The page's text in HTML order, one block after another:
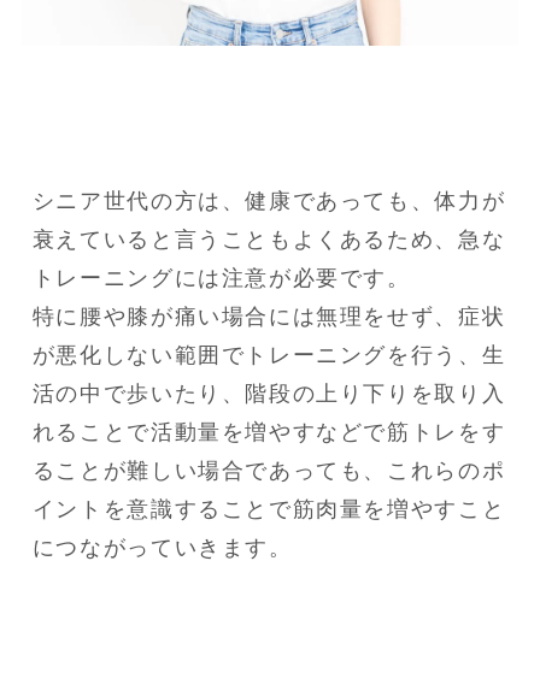
シニア世代の方は、健康であっても、体力が
衰えていると言うこともよくあるため、急な
トレーニングには注意が必要です。
特に腰や膝が痛い場合には無理をせず、症状
が悪化しない範囲でトレーニングを行う、生
活の中で歩いたり、階段の上り下りを取り入
れることで活動量を増やすなどで筋トレをす
ることが難しい場合であっても、これらのポ
イントを意識することで筋肉量を増やすこと
につながっていきます。